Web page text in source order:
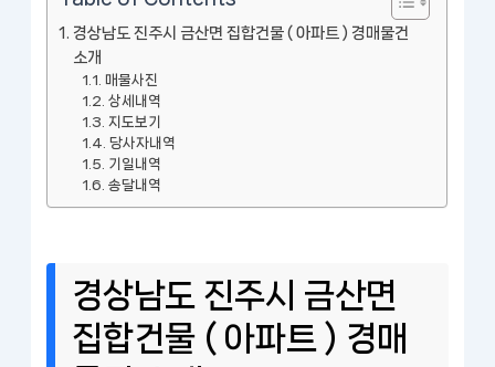
경상남도 진주시 금산면 집합건물 ( 아파트 ) 경매물건
소개
매물사진
상세내역
지도보기
당사자내역
기일내역
송달내역
경상남도 진주시 금산면
집합건물 ( 아파트 ) 경매